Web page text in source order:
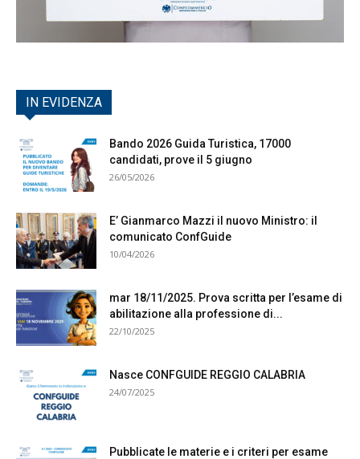
IN EVIDENZA
Bando 2026 Guida Turistica, 17000
candidati, prove il 5 giugno
26/05/2026
E’ Gianmarco Mazzi il nuovo Ministro: il
comunicato ConfGuide
10/04/2026
mar 18/11/2025. Prova scritta per l’esame di
abilitazione alla professione di...
22/10/2025
Nasce CONFGUIDE REGGIO CALABRIA
24/07/2025
Pubblicate le materie e i criteri per esame